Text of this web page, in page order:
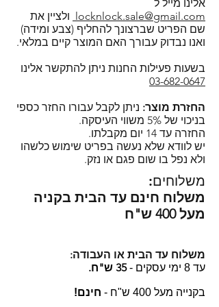
לחמם במיקרוגל ללא חשש (עם
מכסה פתוח), להקפיא ולנקות במדיח
כלים (רצוי במדף העליון).
רוצים לדעת למה ביותר ממאה
מדינות ברחבי העולם בוחרים
בקופסאות המזון של לוק אנד לוק?
הקליקו!
הסדרה הקלאסית המחולקת של לוק
אנד לוק - Lock and Lock Classic
Divider.
SSL.
במייל:locknlock.sale@gmail.com
בצ'אט דרך האתר, מומלץ לחכות
מספר דקות למענה או לחילופין
להשאיר פרטים כדי שנוכל ליצור קשר
בחזרה.
עדכונים על מבצעים, מוצרים חדשים
ועוד!
אלינו מייל ל
locknlock.sale@gmail.com ולציין את
שם הפריט שברצונך להחליף (צבע ומידה)
ואנו נבדוק עבורך האם המוצר קיים במלאי.
בשעות פעילות החנות ניתן להתקשר אלינו
03-682-0647
החזרת מוצר: ניתן לקבל עבורו החזר כספי
בניכוי של 5% משווי העיסקה.
החזרה עד 14 יום מקבלתו.
יש לוודא שלא נעשה בפריט שימוש כלשהו
ולא נפל בו שום פגם או נזק.
משלוחים:
משלוח חינם עד הבית בקניה
מעל 400 ש"ח
משלוח עד הבית או העבודה:
עד 8 ימי עסקים - 35 ש"ח.
בקנייה מעל 400 ש"ח - חינם!